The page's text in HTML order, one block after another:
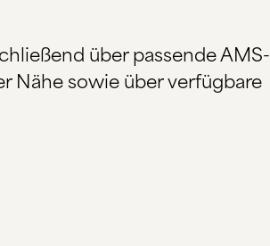
über passende AMS-
Nähe sowie über verfügbare